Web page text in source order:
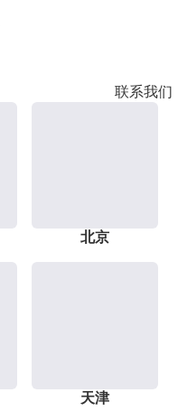
联系我们
北京
天津